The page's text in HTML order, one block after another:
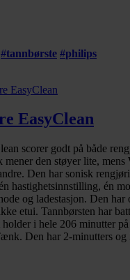
#tannbørste #philips
EasyClean
scorer godt på både
den støyer lite, mens
Den har sonisk
hastighetsinnstilling, én
og ladestasjon. Den har
etui. Tannbørsten har
i hele 206 minutter
Den har 2-minutters og